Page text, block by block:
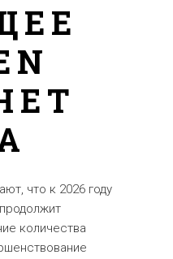
что к 2026 году
количества